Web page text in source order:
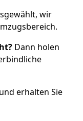
wir
Dann holen
erhalten Sie